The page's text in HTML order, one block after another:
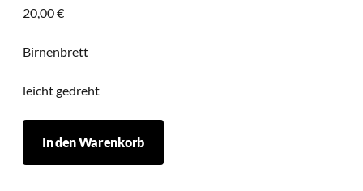
20,00€
Birnenbrett
leicht gedreht
Menge
In den Warenkorb